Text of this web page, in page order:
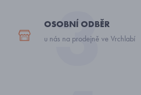
OSOBNÍ ODBĚR
u nás na prodejně ve Vrchlabí